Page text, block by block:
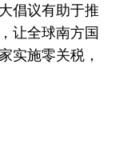
倡议有助于推
让全球南方国
实施零关税，